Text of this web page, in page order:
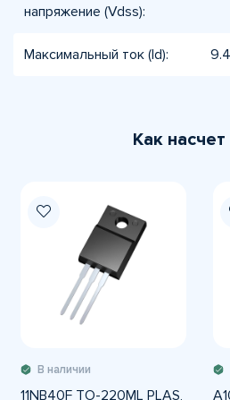
напряжение (Vdss):
Максимальный ток (Id):
Как насчет
В наличии
11NB40F TO-220ML PLAS,